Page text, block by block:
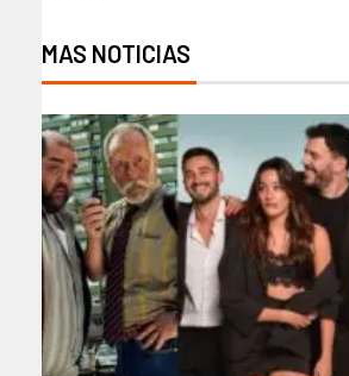
MAS NOTICIAS